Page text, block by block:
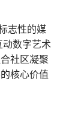
志性的媒
动数字艺术
社区凝聚
核心价值